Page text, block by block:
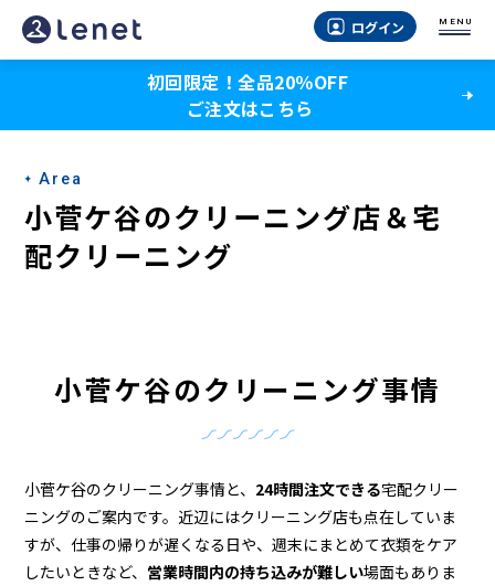
小
菅
谷
の
ク
リ
＆
宅
配
ログイン MENU
初回限定！全品20％OFF
ご注文はこちら
Area
小菅ケ谷のクリーニング店＆宅
配クリーニング
小菅ケ谷のクリーニング事情
小菅ケ谷のクリーニング事情と、 24時間注文できる宅配クリー
ニングのご案内です。近辺にはクリーニング店も点在していま
すが、仕事の帰りが遅くなる日や、週末にまとめて衣類をケア
したいときなど、 営業時間内の持ち込みが難しい場面もありま